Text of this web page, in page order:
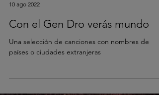
10 ago 2022
Con el Gen Dro verás mundo
Una selección de canciones con nombres de
países o ciudades extranjeras